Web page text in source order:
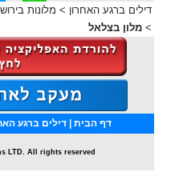
דילים ברגע האחרון > מלונות
> מלון בצלאל
דף הבית | דילים ברגע
LTD. All rights reserved